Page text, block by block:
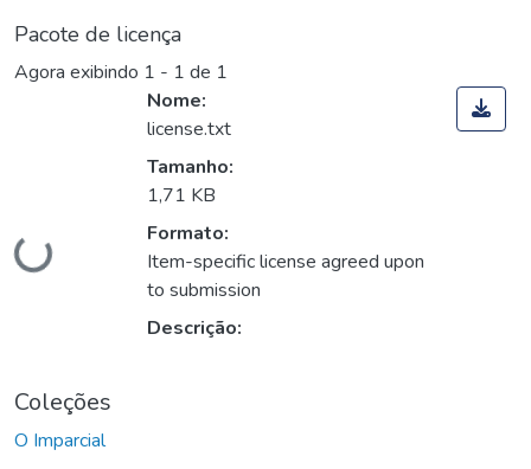
Pacote de licença
Agora exibindo 1 - 1 de 1
Carregando...
Nome:
license.txt
Tamanho:
1,71 KB
Formato:
Item-specific license agreed upon
to submission
Descrição:
Coleções
O Imparcial